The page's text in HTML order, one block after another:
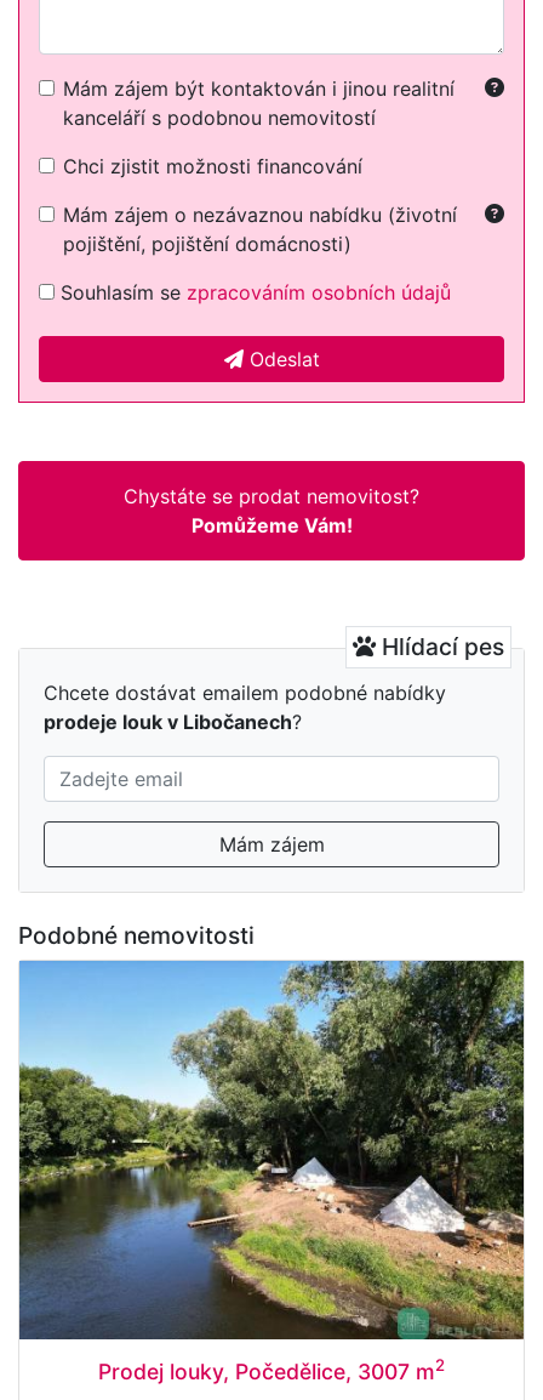
Mám zájem být kontaktován i jinou realitní
kanceláří s podobnou nemovitostí
Chci zjistit možnosti financování
Mám zájem o nezávaznou nabídku (životní
pojištění, pojištění domácnosti)
Souhlasím se zpracováním osobních údajů
Odeslat
Chystáte se prodat nemovitost?
Pomůžeme Vám!
Hlídací pes
Chcete dostávat emailem podobné nabídky
prodeje louk v Libočanech?
Mám zájem
Podobné nemovitosti
Prodej louky, Počedělice, 3007 m2